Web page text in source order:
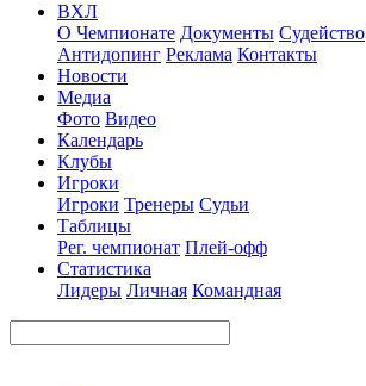
ВХЛ
О Чемпионате Документы Судейство
Антидопинг Реклама Контакты
Новости
Медиа
Фото Видео
Календарь
Клубы
Игроки
Игроки Тренеры Судьи
Таблицы
Рег. чемпионат Плей-офф
Статистика
Лидеры Личная Командная